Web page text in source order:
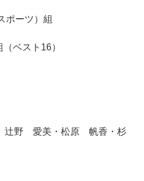
ーツ）組
ベスト16）
辻野 愛美・松原 帆香・杉